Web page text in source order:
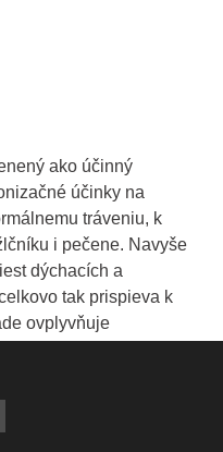
ako účinný
účinky na
tráveniu, k
i pečene. Navyše
dýchacích a
tak prispieva k
ovplyvňuje
a pozitívne reguluje
úrovni vôňa